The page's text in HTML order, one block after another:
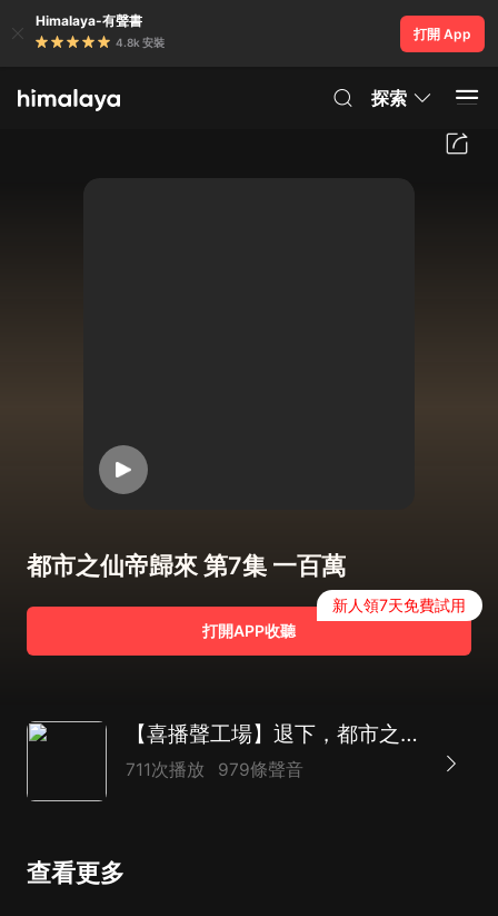
Himalaya-有聲書
4.8k 安裝
打開 App
探索
都市之仙帝歸來 第7集 一百萬
打開APP收聽
新人領7天免費試用
【喜播聲工場】退下，都市之仙帝歸來｜退下仙帝來了｜爽文多人有聲劇
711次播放 979條聲音
查看更多